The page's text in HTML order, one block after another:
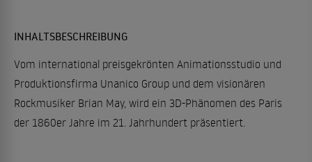
INHALTSBESCHREIBUNG
Vom international preisgekrönten Animationsstudio und
Produktionsfirma Unanico Group und dem visionären
Rockmusiker Brian May, wird ein 3D-Phänomen des Paris
der 1860er Jahre im 21. Jahrhundert präsentiert.